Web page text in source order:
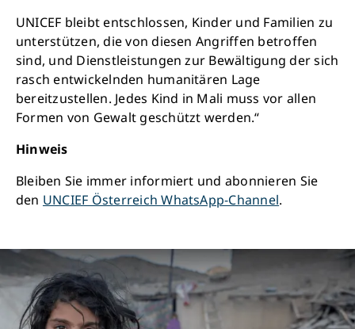
UNICEF bleibt entschlossen, Kinder und Familien zu
unterstützen, die von diesen Angriffen betroffen
sind, und Dienstleistungen zur Bewältigung der sich
rasch entwickelnden humanitären Lage
bereitzustellen. Jedes Kind in Mali muss vor allen
Formen von Gewalt geschützt werden.“
Hinweis
Bleiben Sie immer informiert und abonnieren Sie
den UNCIEF Österreich WhatsApp-Channel.
Schon 50 Cent am Tag können Großes
bewirken: z.B. monatlich 25.000 Liter sauberes
Trinkwasser zur Verfügung stellen.